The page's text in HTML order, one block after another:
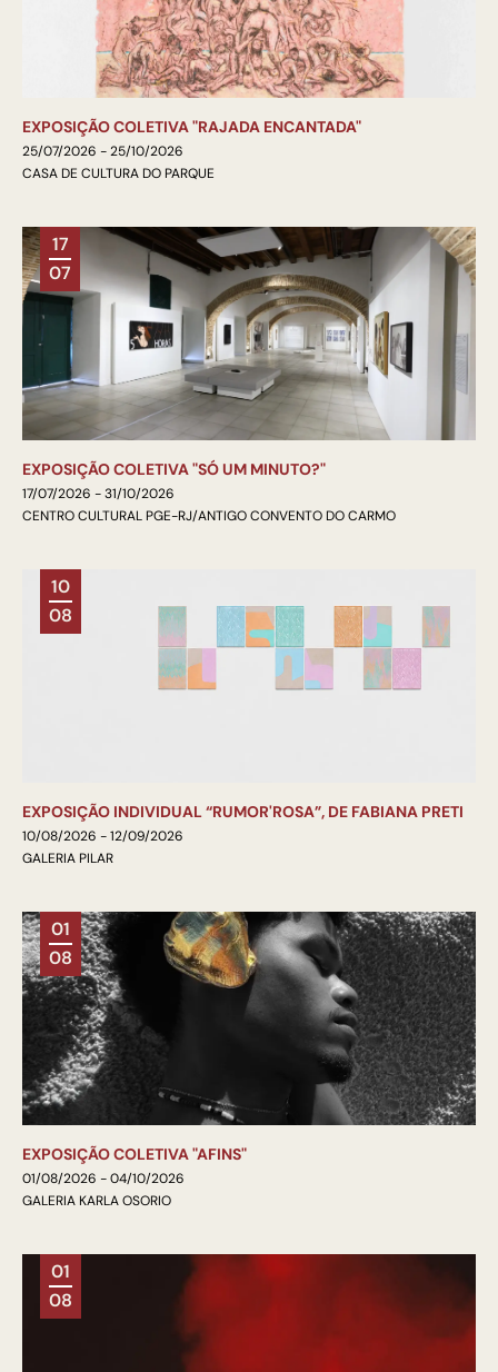
EXPOSIÇÃO COLETIVA "RAJADA ENCANTADA"
25/07/2026 - 25/10/2026
CASA DE CULTURA DO PARQUE
17
07
EXPOSIÇÃO COLETIVA "SÓ UM MINUTO?"
17/07/2026 - 31/10/2026
CENTRO CULTURAL PGE-RJ/ANTIGO CONVENTO DO CARMO
10
08
EXPOSIÇÃO INDIVIDUAL “RUMOR'ROSA”, DE FABIANA PRETI
10/08/2026 - 12/09/2026
GALERIA PILAR
01
08
EXPOSIÇÃO COLETIVA "AFINS"
01/08/2026 - 04/10/2026
GALERIA KARLA OSORIO
01
08